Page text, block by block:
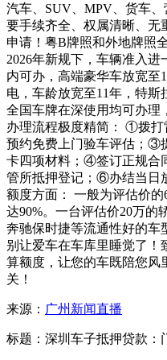
汽车、SUV、MPV、货车
要手续齐全、权属清晰、无
申请！粤B牌照和外地牌照
2026年新规下，车辆准入
内可办，高端豪华车放宽至
电，车龄放宽至11年，特斯
全国车牌在深使用均可办理
办理流程极度精简‌： ①拨打
预约免费上门验车评估；③
卡四项材料；④签订正规合
管所抵押登记；⑥办结当日
额度方面‌： 一般为评估价
达90%。一台评估价20万的
奔驰保时捷等流通性好的车
别让爱车在车库里睡觉了！
算额度，让您的车既陪您风
关！
来源： 广州新闻直播
标题：深圳车子抵押贷款：